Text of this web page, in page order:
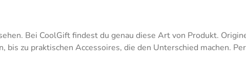
Bei CoolGift findest du genau diese Art von Produkt.
zu praktischen Accessoires, die den Unterschied machen.